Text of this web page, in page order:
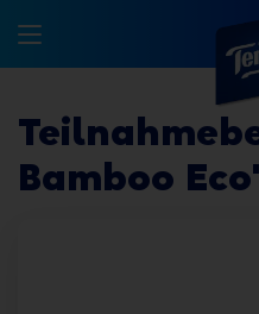
Bamboo